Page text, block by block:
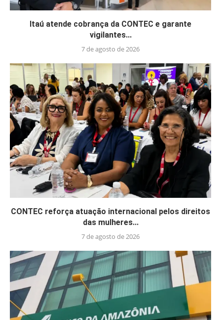
Itaú atende cobrança da CONTEC e garante
vigilantes...
7 de agosto de 2026
CONTEC reforça atuação internacional pelos direitos
das mulheres...
7 de agosto de 2026